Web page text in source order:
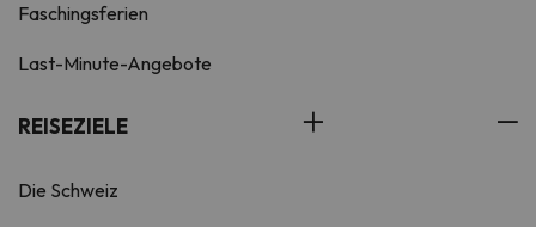
Faschingsferien
Last-Minute-Angebote
REISEZIELE
Die Schweiz